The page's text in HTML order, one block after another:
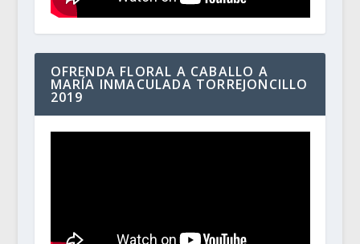
OFRENDA FLORAL A CABALLO A
MARÍA INMACULADA TORREJONCILLO
2019